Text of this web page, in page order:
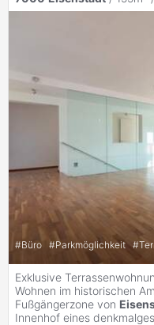
#Büro #Parkmöglichkeit #
Exklusive
Wohnen im historischen
Fußgängerzone von
Innenhof eines